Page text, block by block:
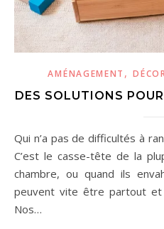
AMÉNAGEMENT ,
DES SOLUTIONS
Qui n’a pas de difficultés à ranger les jouets des enfants ?
C’est le casse-tête de la
chambre, ou quand ils
peuvent vite être partout et
Nos…